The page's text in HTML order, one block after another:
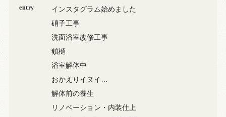
entry
インスタグラム始めました
硝子工事
洗面浴室改修工事
鎖樋
浴室解体中
おかえりイヌイ…
解体前の養生
リノベーション・内装仕上